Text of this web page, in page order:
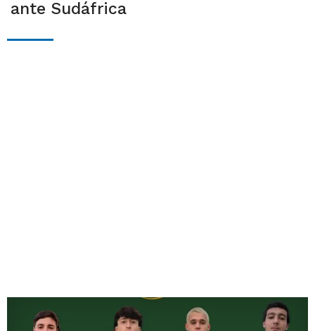
ante Sudáfrica